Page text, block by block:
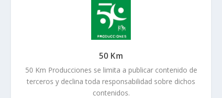
50 Km
50 Km Producciones se limita a publicar contenido de
terceros y declina toda responsabilidad sobre dichos
contenidos.